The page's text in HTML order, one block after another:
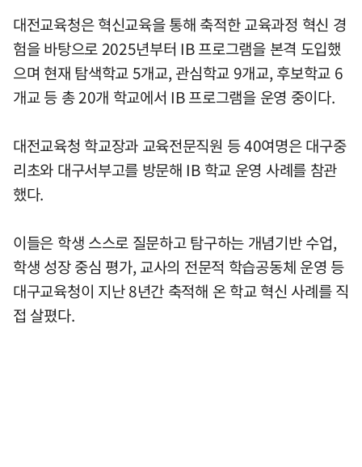
대전교육청은 혁신교육을 통해 축적한 교육과정 혁신 경
험을 바탕으로 2025년부터 IB 프로그램을 본격 도입했
으며 현재 탐색학교 5개교, 관심학교 9개교, 후보학교 6
개교 등 총 20개 학교에서 IB 프로그램을 운영 중이다.
대전교육청 학교장과 교육전문직원 등 40여명은 대구중
리초와 대구서부고를 방문해 IB 학교 운영 사례를 참관
했다.
이들은 학생 스스로 질문하고 탐구하는 개념기반 수업,
학생 성장 중심 평가, 교사의 전문적 학습공동체 운영 등
대구교육청이 지난 8년간 축적해 온 학교 혁신 사례를 직
접 살폈다.